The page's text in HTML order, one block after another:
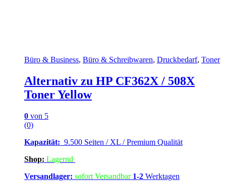
Büro & Business, Büro & Schreibwaren, Druckbedarf, Toner
Alternativ zu HP CF362X / 508X
Toner Yellow
0 von 5
(0)
Kapazität: 9.500 Seiten / XL / Premium Qualität
Shop: Lagernd
Versandlager: sofort Versandbar 1-2 Werktagen